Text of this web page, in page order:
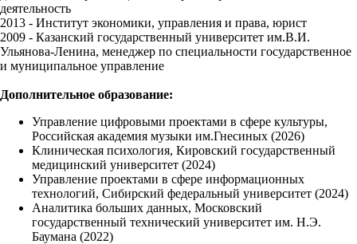
деятельность
2013 - Институт экономики, управления и права, юрист
2009 - Казанский государственный университет им.В.И.
Ульянова-Ленина, менеджер по специальности государственное
и муниципальное управление
Дополнительное образование:
Управление цифровыми проектами в сфере культуры,
Российская академия музыки им.Гнесиных (2026)
Клиническая психология, Кировский государственный
медицинский университет (2024)
Управление проектами в сфере информационных
технологий, Сибирский федеральный университет (2024)
Аналитика больших данных, Московский
государственный технический университет им. Н.Э.
Баумана (2022)